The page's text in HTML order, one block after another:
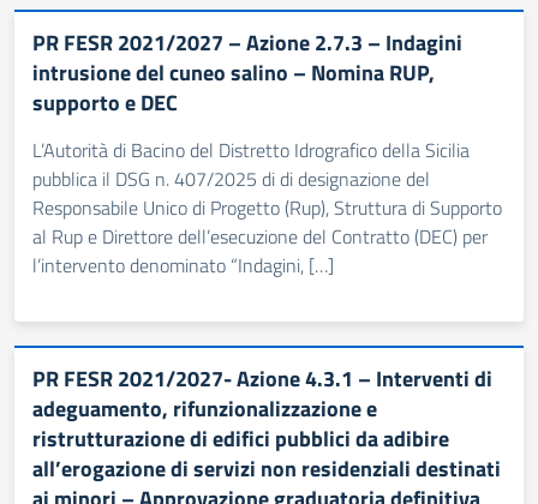
PR FESR 2021/2027 – Azione 2.7.3 – Indagini
intrusione del cuneo salino – Nomina RUP,
supporto e DEC
L’Autorità di Bacino del Distretto Idrografico della Sicilia
pubblica il DSG n. 407/2025 di di designazione del
Responsabile Unico di Progetto (Rup), Struttura di Supporto
al Rup e Direttore dell’esecuzione del Contratto (DEC) per
l’intervento denominato “Indagini, […]
PR FESR 2021/2027- Azione 4.3.1 – Interventi di
adeguamento, rifunzionalizzazione e
ristrutturazione di edifici pubblici da adibire
all’erogazione di servizi non residenziali destinati